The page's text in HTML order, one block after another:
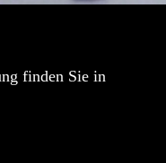
finden Sie in